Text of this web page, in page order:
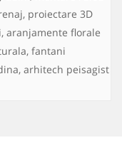
proiectare 3D
aranjamente florale
fantani
arhitech peisagist